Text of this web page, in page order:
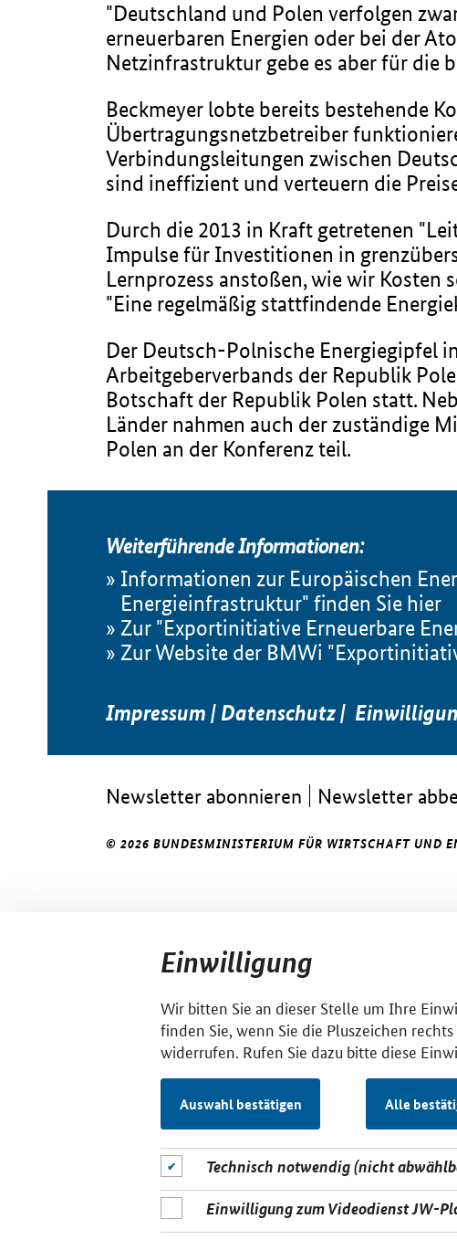
"Deutschland und Polen verfolgen
erneuerbaren Energien oder bei der
Netzinfrastruktur gebe es aber für die
Beckmeyer lobte bereits bestehende
Übertragungsnetzbetreiber
Verbindungsleitungen zwischen
sind ineffizient und verteuern die
Durch die 2013 in Kraft getretenen
Impulse für Investitionen in
Lernprozess anstoßen, wie wir Kosten
"Eine regelmäßig stattfindende
Der Deutsch-Polnische Energiegipfel
Arbeitgeberverbands der Republik
Botschaft der Republik Polen statt.
Länder nahmen auch der zuständige
Polen an der Konferenz teil.
Weiterführende Informationen:
Informationen zur Europäischen
Energieinfrastruktur" finden Sie hier
Zur "Exportinitiative Erneuerbare
Zur Website der BMWi
Impressum |Datenschutz|
Newsletter abonnieren Newsletter
© 2026 BUNDESMINISTERIUM FÜR WIRTSCHAFT UND
Einwilligung
Wir bitten Sie an dieser Stelle um Ihre
finden Sie, wenn Sie die Pluszeichen
widerrufen. Rufen Sie dazu bitte diese
Auswahl bestätigen Alle
Technisch notwendig (nicht
Einwilligung zum Videodienst JW-